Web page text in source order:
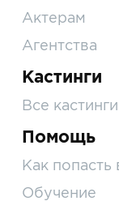
Актерам
Агентства
Кастинги
Все кастинги
Помощь
Как попасть
Обучение